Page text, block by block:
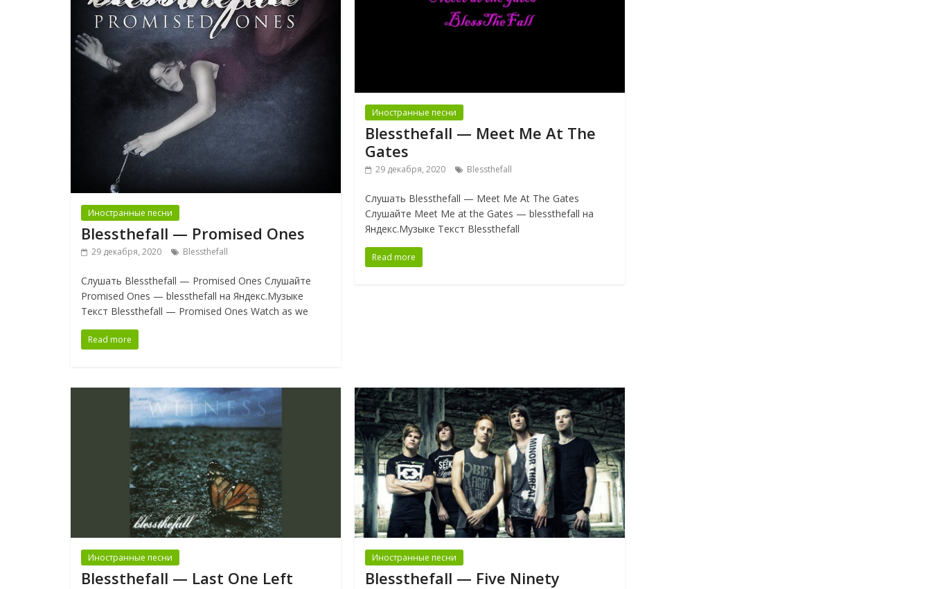
Иностранные песни
Blessthefall — Promised Ones
29 декабря, 2020 Blessthefall
Слушать Blessthefall — Promised Ones Слушайте
Promised Ones — blessthefall на Яндекс.Музыке
Текст Blessthefall — Promised Ones Watch as we
Read more
Иностранные песни
Blessthefall — Meet Me At The
Gates
29 декабря, 2020 Blessthefall
Слушать Blessthefall — Meet Me At The Gates
Слушайте Meet Me at the Gates — blessthefall на
Яндекс.Музыке Текст Blessthefall
Read more
Иностранные песни
Blessthefall — Last One Left
Иностранные песни
Blessthefall — Five Ninety